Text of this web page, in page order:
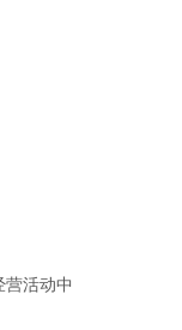
营活动中